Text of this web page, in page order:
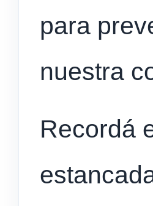
para
nuestra
Recordá